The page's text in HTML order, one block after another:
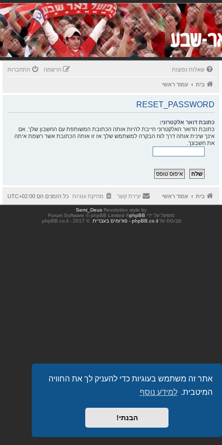
אתר זה משתמש בעוגיות כדי להעניק לך את החוויה
המיטבית. למידע נוסף
הבנתי!
שאלות נפוצות התחברות הרשמה
בית עמוד ראשי
RESET_PASSWORD
כתובת דואר אלקטרוני:
כתובת הדואר האלקטרוני חייבת להיות אותה הכתובת המשותפת עם החשבון שלך. אם
אינך שינית אותה דרך לוח הבקרה למשתמש שלך אז זו אותה הכתובת אשר רשמת איתה
את חשבונך.
בית עמוד ראשי כל הזמנים הם UTC+02:00 מחיקת עוגיות יצירת קשר
Revolution style by
Semi_Deus
מופעל על ידי phpBB
® Forum Software © phpBB Limited
מבוסס על phpBB.co.il - פורומים בעברית . © 2017 - phpBB.co.il.